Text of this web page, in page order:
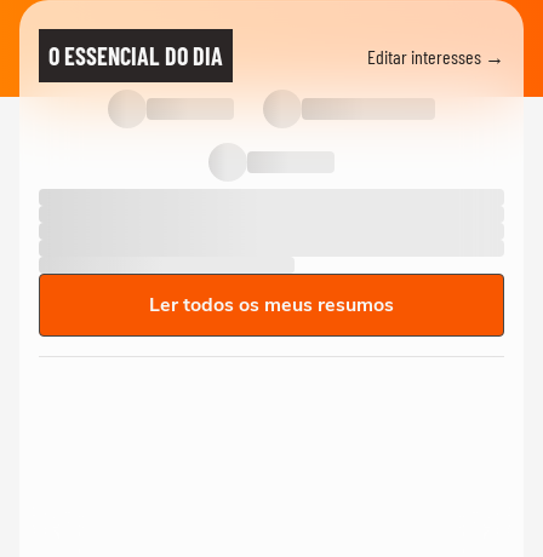
O ESSENCIAL DO DIA Editar interesses →
Ler todos os meus resumos